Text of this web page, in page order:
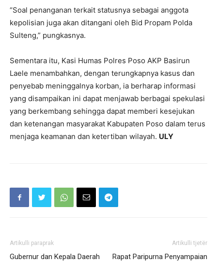
“Soal penanganan terkait statusnya sebagai anggota
kepolisian juga akan ditangani oleh Bid Propam Polda
Sulteng,” pungkasnya.
Sementara itu, Kasi Humas Polres Poso AKP Basirun
Laele menambahkan, dengan terungkapnya kasus dan
penyebab meninggalnya korban, ia berharap informasi
yang disampaikan ini dapat menjawab berbagai spekulasi
yang berkembang sehingga dapat memberi kesejukan
dan ketenangan masyarakat Kabupaten Poso dalam terus
menjaga keamanan dan ketertiban wilayah. ULY
Artikulli paraprak
Gubernur dan Kepala Daerah
Artikulli tjetër
Rapat Paripurna Penyampaian